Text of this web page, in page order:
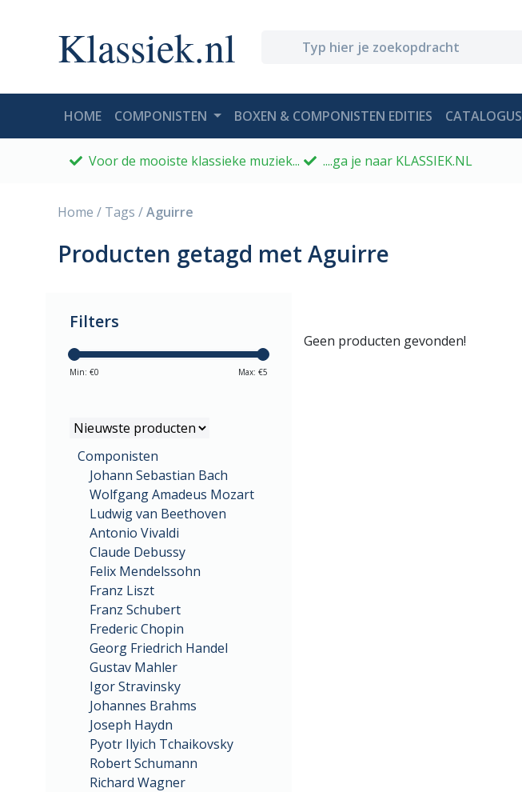
Klassiek.nl
HOME(CURRENT)
COMPONISTEN BOXEN & COMPONISTEN EDITIES CATALOGUS
Voor de mooiste klassieke muziek... ....ga je naar KLASSIEK.NL
Home / Tags /Aguirre
Producten getagd met Aguirre
Filters
Min: €0 Max: €5
Componisten
Johann Sebastian Bach
Wolfgang Amadeus Mozart
Ludwig van Beethoven
Antonio Vivaldi
Claude Debussy
Felix Mendelssohn
Franz Liszt
Franz Schubert
Frederic Chopin
Georg Friedrich Handel
Gustav Mahler
Igor Stravinsky
Johannes Brahms
Joseph Haydn
Pyotr Ilyich Tchaikovsky
Robert Schumann
Richard Wagner
Geen producten gevonden!